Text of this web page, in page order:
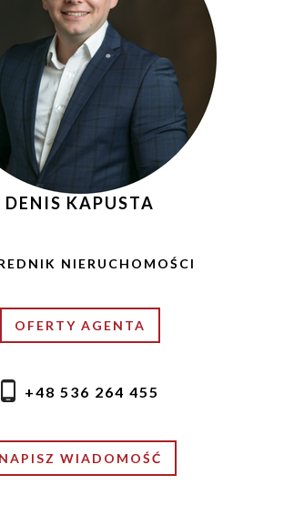
DENIS KAPUSTA
NIERUCHOMOŚCI
OFERTY AGENTA
+48 536 264 455
NAPISZ WIADOMOŚĆ